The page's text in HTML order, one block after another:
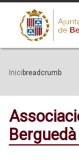
Inici breadcrumb
Berguedà